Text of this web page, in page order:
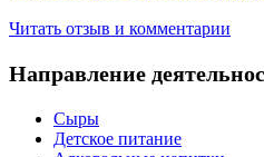
Читать отзыв и комментарии
Направление
Сыры
Детское питание